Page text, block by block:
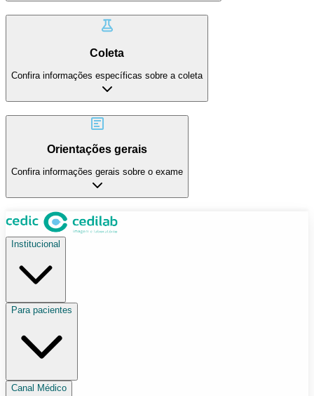
Coleta
Confira informações específicas sobre a coleta
Orientações gerais
Confira informações gerais sobre o exame
Institucional
Para pacientes
Canal Médico